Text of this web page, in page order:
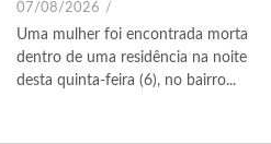
07/08/2026 /
Uma mulher foi encontrada morta
dentro de uma residência na noite
desta quinta-feira (6), no bairro...